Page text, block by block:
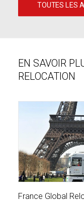
TOUTES LES
EN SAVOIR
RELOCATION
France Global